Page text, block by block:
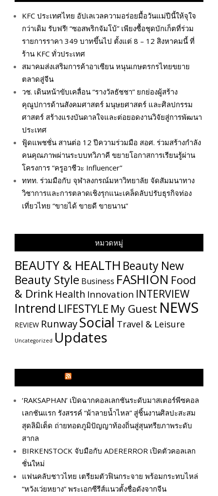
KFC ประเทศไทย อัปเลเวลความอร่อยมื้อวันแม่ปีนี้ให้จุใจ
กว่าเดิม รับฟรี! “ซอสพริกจัมโบ้” เพียงซื้อชุดบักเก็ตที่ร่วม
รายการราคา 349 บาทขึ้นไป ตั้งแต่ 8 – 12 สิงหาคมนี้ ที่
ร้าน KFC ทั่วประเทศ
สมาคมส่งเสริมการค้าอาเซียน หนุนเกษตรกรไทยขยาย
ตลาดสู่จีน
วช. เดินหน้าขับเคลื่อน “รางวัลธัชชา” ยกย่องผู้สร้าง
คุณูปการด้านสังคมศาสตร์ มนุษยศาสตร์ และศิลปกรรม
ศาสตร์ สร้างแรงบันดาลใจและต่อยอดงานวิจัยสู่การพัฒนา
ประเทศ
ฟู้ดแพชชั่น สานต่อ 12 ปีความร่วมมือ สอศ. ร่วมสร้างกำลัง
คนคุณภาพผ่านระบบทวิภาคี ขยายโอกาสการเรียนรู้ผ่าน
โครงการ “ครูอาชีวะ Influencer”
ททท. ร่วมมือกับ จุฬาลงกรณ์มหาวิทยาลัย จัดสัมมนาทาง
วิชาการและการตลาดเชิงรุกแนะเคล็ดลับปรับธุรกิจท่อง
เที่ยวไทย “ขายได้ ขายดี ขายนาน”
หมวดหมู่
BEAUTY & HEALTH Beauty New
Beauty Style Business FASHION Food
& Drink Health Innovation INTERVIEW
Intrend LIFESTYLE My​ Guest NEWS
REVIEW RunwaySocial Travel & Leisure
Uncategorized Updates
‘RAKSAPHAN’ เปิดฉากคอลเลกชันระดับมาสเตอร์พีซคอล
เลกชันแรก รังสรรค์ “ผ้าลายน้ำไหล” สู่ชิ้นงานศิลปะสะสม
สุดลิมิเต็ด ถ่ายทอดภูมิปัญญาท้องถิ่นสู่สุนทรียภาพระดับ
สากล
BIRKENSTOCK จับมือกับ ADERERROR เปิดตัวคอลเลก
ชั่นใหม่
แฟนคลับชาวไทย เตรียมตัวฟินกระจาย พร้อมกระทบไหล่
“หวังเว่ยหยาง” พระเอกซีรีส์แนวตั้งชื่อดังจากจีน